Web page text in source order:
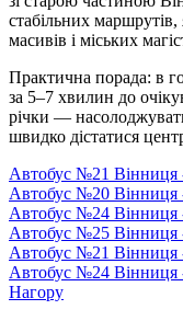
стабільних
масивів і міських
Практична порада: в
за 5–7 хвилин до
річки —
швидко дістатися
Автобус №21 Вінниця
Автобус №20 Вінниця
Автобус №24 Вінниця
Автобус №25 Вінниця
Автобус №21 Вінниця
Автобус №24 Вінниця
Нагору